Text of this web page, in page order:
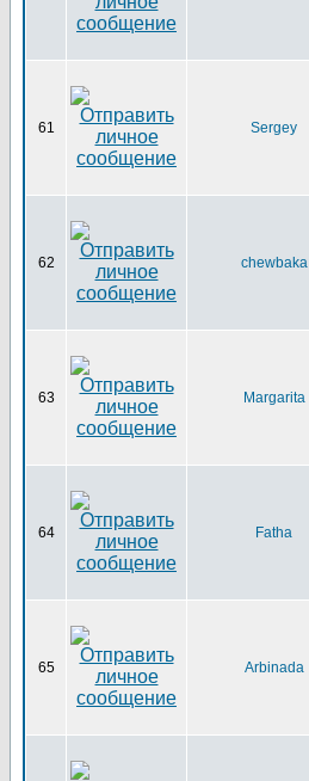
61 Sergey
62 chewbaka
63 Margarita
64 Fatha
65 Arbinada